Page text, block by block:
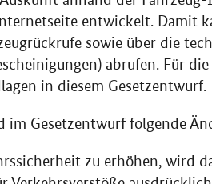
entwickelt. Damit
sowie über die
abrufen. Für
in diesem Gesetzentwurf.
im Gesetzentwurf folgende
zu erhöhen, wird